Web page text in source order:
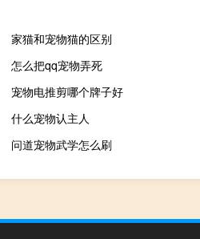
家猫和宠物猫的区别
怎么把qq宠物弄死
宠物电推剪哪个牌子好
什么宠物认主人
问道宠物武学怎么刷